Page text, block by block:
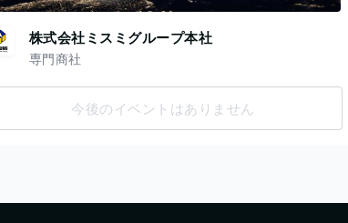
株式会社ミスミグループ本社
専門商社
今後のイベントはありません